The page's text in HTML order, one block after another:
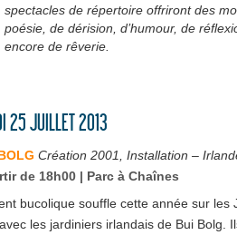
spectacles de répertoire offriront des
poésie, de dérision, d’humour, de
encore de rêverie.
25 JUILLET 2013
Création 2001, Installation –
de 18h00 | Parc à Chaînes
bucolique souffle cette année sur les
les jardiniers irlandais de Bui Bolg.